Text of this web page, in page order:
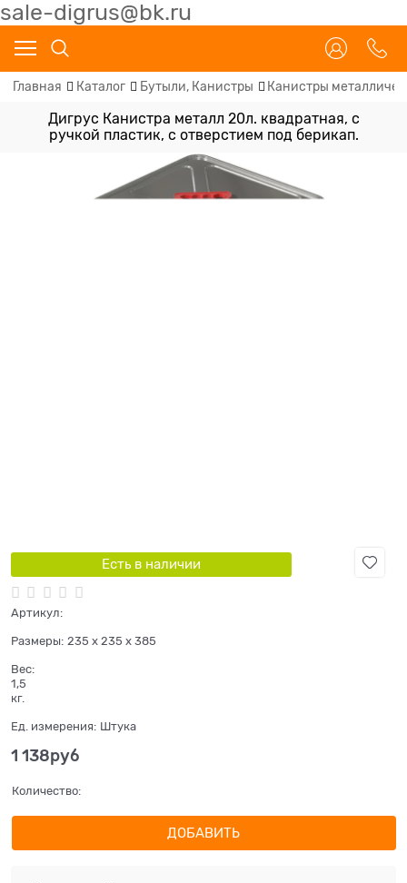
sale-digrus@bk.ru
Главная Каталог Бутыли, Канистры Канистры
Дигрус Канистра металл 20л. квадратная, с
ручкой пластик, с отверстием под берикап.
Есть в наличии
Артикул:
Размеры: 235 x 235 x 385
Вес:
1,5
кг.
Ед. измерения: Штука
1 138руб
Количество:
ДОБАВИТЬ